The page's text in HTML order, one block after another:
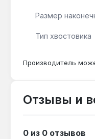
Профиль Torx
Размер
Тип хвостовика
Производитель
Отзывы и
0 из 0 отзывов